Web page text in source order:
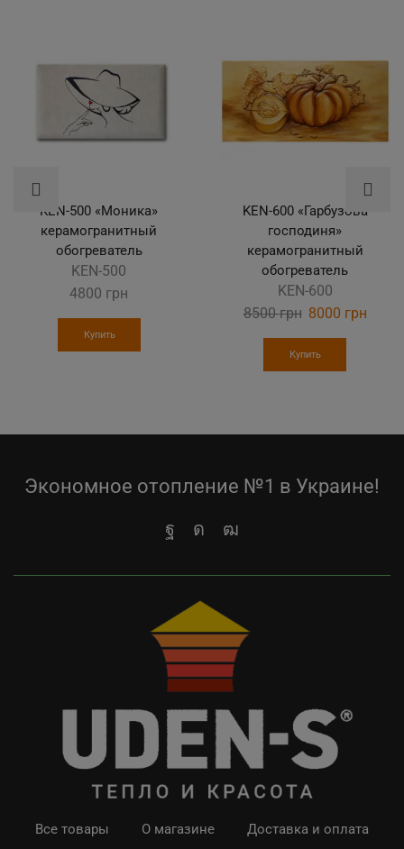
KEN-500 «Моника»
керамогранитный
обогреватель
KEN-500
4800 грн
Купить
KEN-600 «Гарбузова
господиня»
керамогранитный
обогреватель
KEN-600
8500грн Original
price
was:
8000 грн
Купить
Экономное отопление №1 в Украине!
Все товары О магазине Доставка и оплата